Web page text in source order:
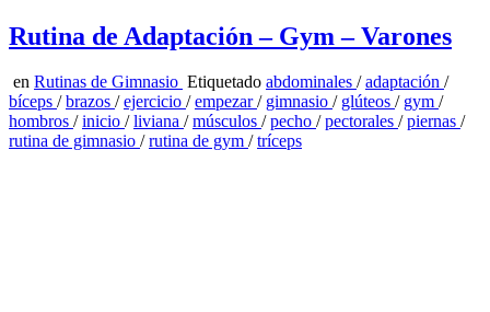
Rutina de Adaptación – Gym – Varones
en Rutinas de Gimnasio Etiquetado abdominales /adaptación /
bíceps /brazos /ejercicio /empezar/ gimnasio / glúteos / gym /
hombros /inicio /liviana /músculos /pecho /pectorales /piernas /
rutina de gimnasio /rutina de gym /tríceps